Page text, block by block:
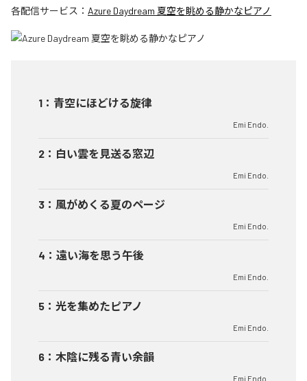
各配信サービス： Azure Daydream 夏空を眺める静かなピアノ
1 ： 青空にほどける旋律
Emi Endo.
2 ： 白い雲を見送る窓辺
Emi Endo.
3 ： 風がめくる夏のページ
Emi Endo.
4 ： 遠い海を思う午後
Emi Endo.
5 ： 光を集めたピアノ
Emi Endo.
6 ： 木陰に残る青い余韻
Emi Endo.